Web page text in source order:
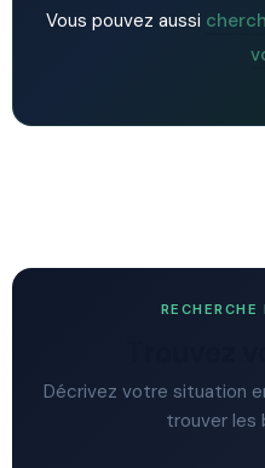
Vous pouvez aussi
Décrivez votre situation
trouver les